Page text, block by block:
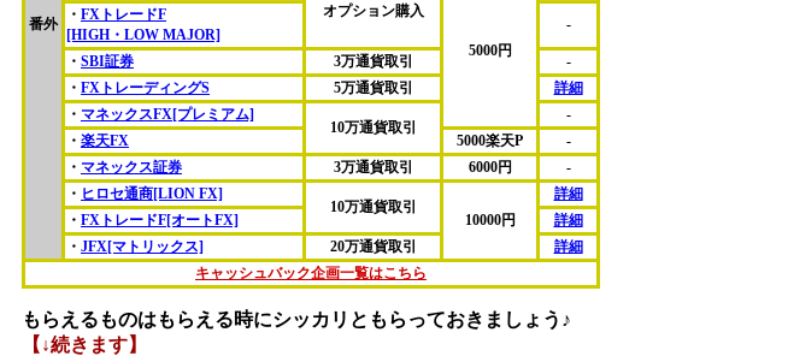
番外
オプション購入
5000円
・ FXトレードF
[HIGH・LOW MAJOR]
-
・ SBI証券 3万通貨取引
-
・ FXトレーディングS 5万通貨取引
詳細
・ マネックスFX[プレミアム]
10万通貨取引
-
・ 楽天FX 5000楽天P
-
・ マネックス証券 3万通貨取引 6000円
-
・ ヒロセ通商[LION FX]
10万通貨取引
10000円
詳細
・ FXトレードF[オートFX]
詳細
・ JFX[マトリックス] 20万通貨取引
詳細
キャッシュバック企画一覧はこちら
もらえるものはもらえる時にシッカリともらっておきましょう♪
【↓続きます】